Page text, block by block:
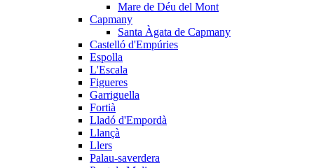
Mare de Déu del Mont
Capmany
Santa Àgata de Capmany
Castelló d'Empúries
Espolla
L'Escala
Figueres
Garriguella
Fortià
Lladó d'Empordà
Llançà
Llers
Palau-saverdera